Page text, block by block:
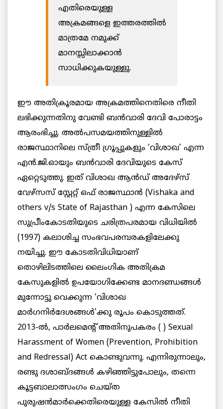
എതിരെയുള്ള
അക്രമങ്ങളെ ഇത്തരത്തില്‍
മാത്രമേ നമുക്ക്
മാനസ്സിലാക്കാന്‍
സാധിക്കുകയുള്ളു.
ഈ അതിക്രൂരമായ അക്രമത്തിനെതിരെ നീതി
ലഭിക്കുന്നതിനു വേണ്ടി ബന്‍വാരി ദേവി പോരാട്ടം
ആരംഭിച്ചു. അല്‍പസമയത്തിനുള്ളില്‍
രാജസ്ഥാനിലെ സ്ത്രീ ഗ്രൂപ്പുകളും ‘വിശാഖ’ എന്ന
എന്‍.ജി.ഓയും ബന്‍വാരി ദേവിയുടെ കേസ്
ഏറ്റെടുത്തു. ഇത് വിശാഖ ആൻഡ് അദേഴ്സ്
വേഴ്സസ് സ്റ്റേറ്റ് ഒഫ് രാജസ്ഥാൻ (Vishaka and
others v/s State of Rajasthan ) എന്ന കേസിലെ
സുപ്രീംകോടതിയുടെ ചരിത്രപരമായ വിധിയില്‍
(1997) കലാശിച്ച സംഭവപരമ്പരകളിലേക്കു
നയിച്ചു. ഈ കോടതിവിധിയാണ്
തൊഴിലിടത്തിലെ ലൈംഗിക അതിക്രമ
കേസുകളില്‍ ഉപയോഗിക്കേണ്ട മാനദണ്ഡങ്ങള്‍
മുന്നോട്ടു വെക്കുന്ന ‘വിശാഖ
മാര്‍ഗനിര്‍ദേശങ്ങള്‍’ക്കു രൂപം കൊടുത്തത്.
2013-ല്‍, പാര്‍ലമെന്റ് അതിനുപകരം ( ) Sexual
Harassment of Women (Prevention, Prohibition
and Redressal) Act കൊണ്ടുവന്നു. എന്നിരുന്നാലും,
രണ്ടു ദശാബ്ദങ്ങള്‍ കഴിഞ്ഞിട്ടുപോലും, തന്നെ
കൂട്ടബാലാത്സംഗം ചെയ്ത
പുരുഷന്‍മാര്‍ക്കെതിരെയുള്ള കേസില്‍ നീതി